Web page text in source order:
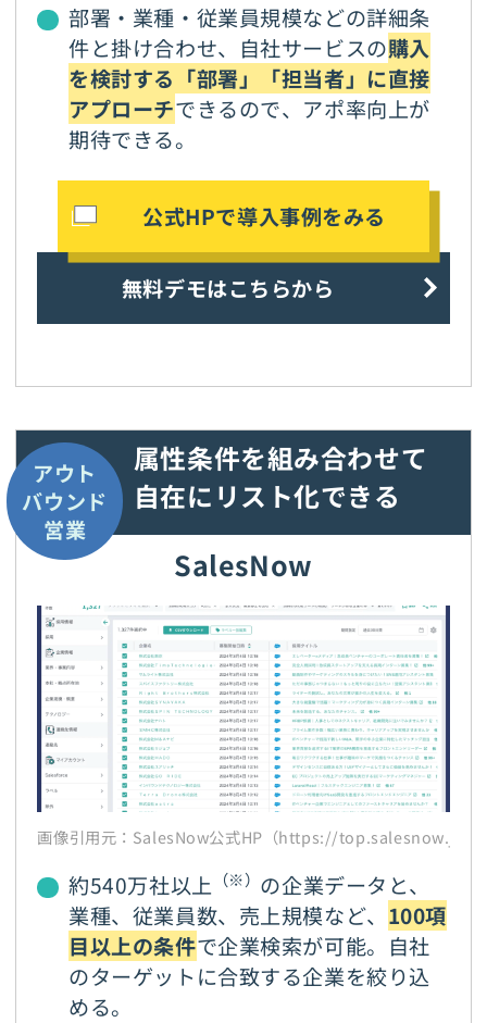
部署・業種・従業員規模などの詳細条
件と掛け合わせ、自社サービスの購入
を検討する「部署」「担当者」に直接
アプローチできるので、アポ率向上が
期待できる。
公式HPで導入事例をみる
無料デモはこちらから
アウト
バウンド
営業
属性条件を組み合わせて
自在にリスト化できる
SalesNow
画像引用元：SalesNow公式HP（https://top.salesnow.jp/）
約540万社以上 （※） の企業データと、
業種、従業員数、売上規模など、 100項
目以上の条件で企業検索が可能。自社
のターゲットに合致する企業を絞り込
める。